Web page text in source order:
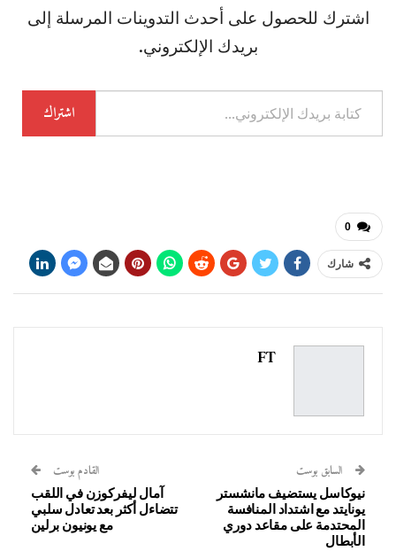
اشترك للحصول على أحدث التدوينات المرسلة إلى
بريدك الإلكتروني.
كتابة
بريدك
اشتراك
0
شارك
FT
السابق بوست
نيوكاسل يستضيف مانشستر
يونايتد مع اشتداد المنافسة
المحتدمة على مقاعد دوري
الأبطال
القادم بوست
آمال ليفركوزن في اللقب
تتضاءل أكثر بعد تعادل سلبي
مع يونيون برلين